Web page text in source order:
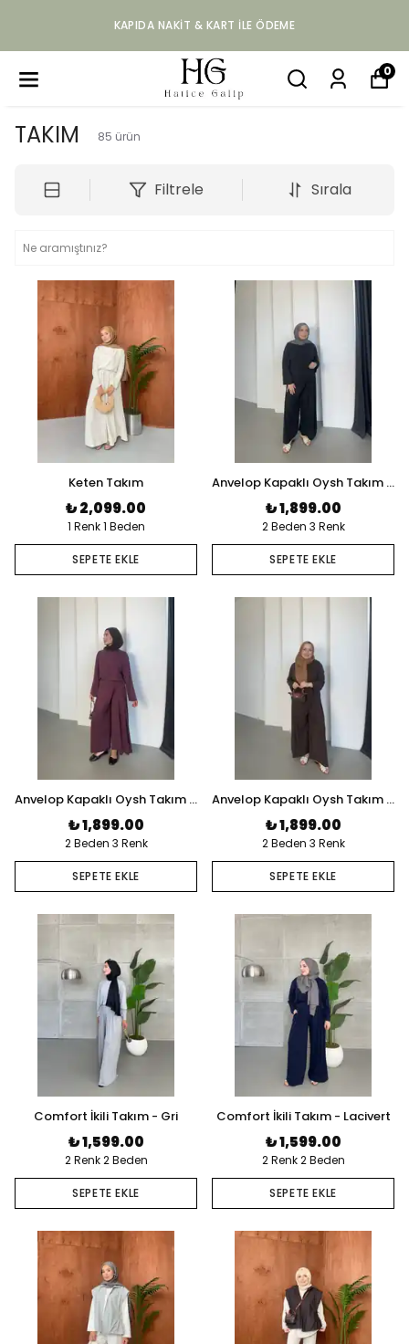
KAPIDA NAKIT & KART ILE ÖDEME
0
TAKIM 85 ürün
Filtrele Sırala
Keten Takım
₺ 2,099.00
1 Renk 1 Beden
SEPETE EKLE
Anvelop Kapaklı Oysh Takım - Antrasit
₺ 1,899.00
2 Beden 3 Renk
SEPETE EKLE
Anvelop Kapaklı Oysh Takım - Bordo
₺ 1,899.00
2 Beden 3 Renk
SEPETE EKLE
Anvelop Kapaklı Oysh Takım - Kahverengi
₺ 1,899.00
2 Beden 3 Renk
SEPETE EKLE
Comfort İkili Takım - Gri
₺ 1,599.00
2 Renk 2 Beden
SEPETE EKLE
Comfort İkili Takım - Lacivert
₺ 1,599.00
2 Renk 2 Beden
SEPETE EKLE